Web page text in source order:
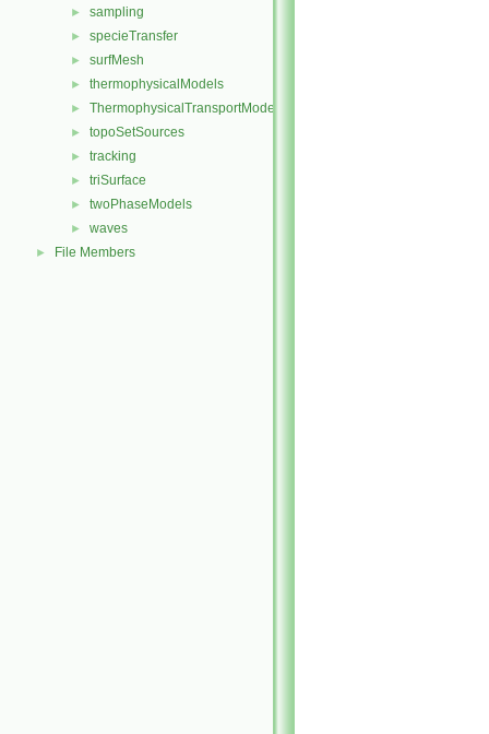
► sampling
► specieTransfer
► surfMesh
► thermophysicalModels
► ThermophysicalTransportModels
► topoSetSources
► tracking
► triSurface
► twoPhaseModels
► waves
► File Members